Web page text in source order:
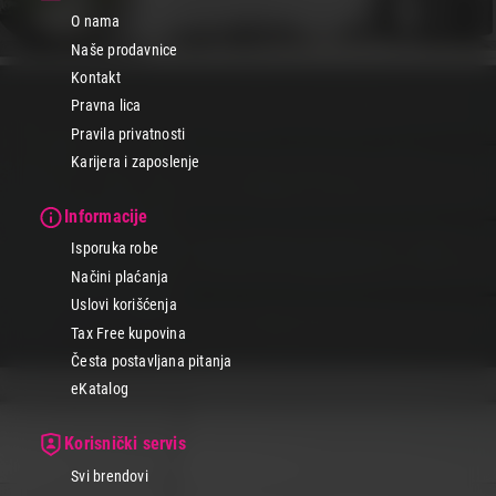
O nama
Naše prodavnice
Kontakt
Pravna lica
Pravila privatnosti
Karijera i zaposlenje
Informacije
Isporuka robe
Načini plaćanja
Uslovi korišćenja
Tax Free kupovina
Česta postavljana pitanja
eKatalog
Korisnički servis
Svi brendovi